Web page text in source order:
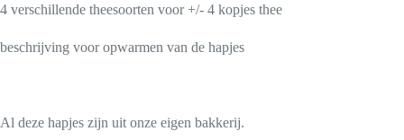
4 verschillende theesoorten voor +/- 4 kopjes thee
beschrijving voor opwarmen van de hapjes
Al deze hapjes zijn uit onze eigen bakkerij.